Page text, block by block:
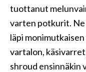
tuottanut
varten potkurit. Ne
läpi
vartalon,
shroud ensinnäkin